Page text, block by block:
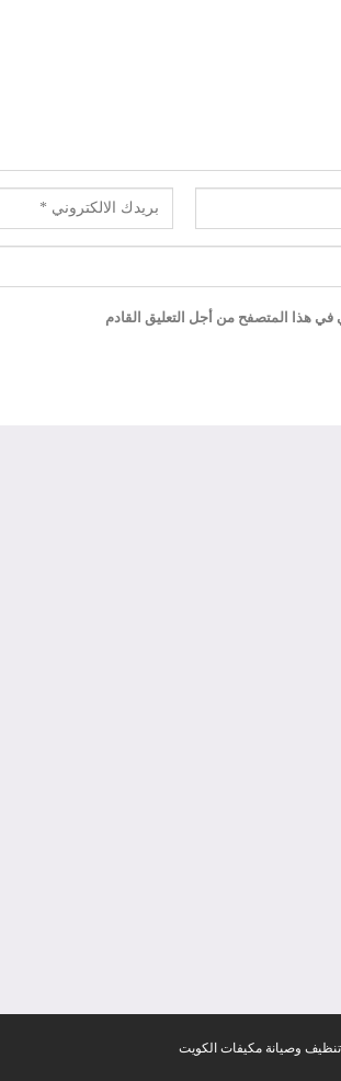
هذا المتصفح من أجل التعليق القادم